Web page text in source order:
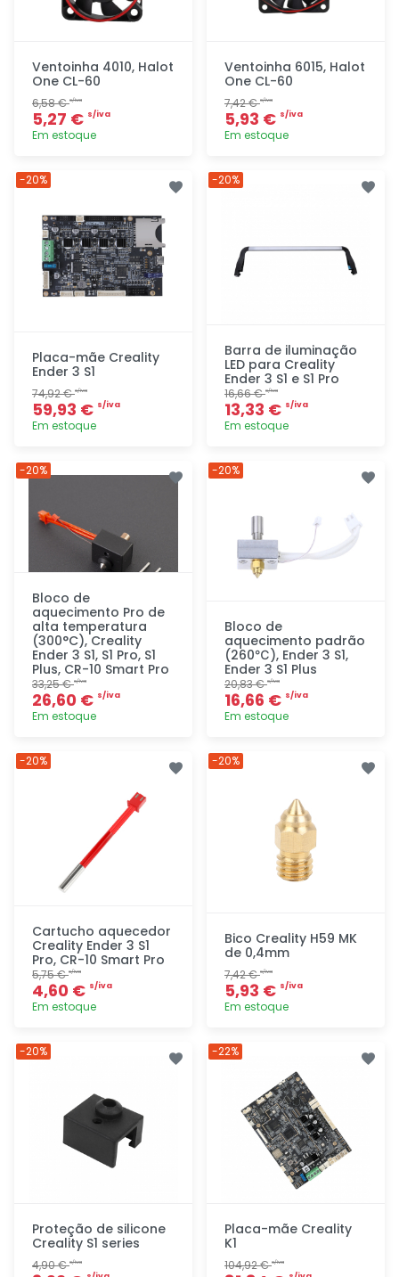
Ventoinha 4010, Halot
One CL-60
6,58 €s/iva
5,27 € s/iva
Em estoque
Ventoinha 6015, Halot
One CL-60
7,42 €s/iva
5,93 € s/iva
Em estoque
Placa-mãe Creality
Ender 3 S1
74,92 €s/iva
59,93 € s/iva
Em estoque
-20%
Barra de iluminação
LED para Creality
Ender 3 S1 e S1 Pro
16,66 €s/iva
13,33 € s/iva
Em estoque
-20%
Bloco de
aquecimento Pro de
alta temperatura
(300°C), Creality
Ender 3 S1, S1 Pro, S1
Plus, CR-10 Smart Pro
33,25 €s/iva
26,60 € s/iva
Em estoque
-20%
Bloco de
aquecimento padrão
(260℃), Ender 3 S1,
Ender 3 S1 Plus
20,83 €s/iva
16,66 € s/iva
Em estoque
-20%
Cartucho aquecedor
Creality Ender 3 S1
Pro, CR-10 Smart Pro
5,75 €s/iva
4,60 € s/iva
Em estoque
-20%
Bico Creality H59 MK
de 0,4mm
7,42 €s/iva
5,93 € s/iva
Em estoque
-20%
Proteção de silicone
Creality S1 series
4,90 €s/iva
-20%
Placa-mãe Creality
K1
104,92 €s/iva
-22%